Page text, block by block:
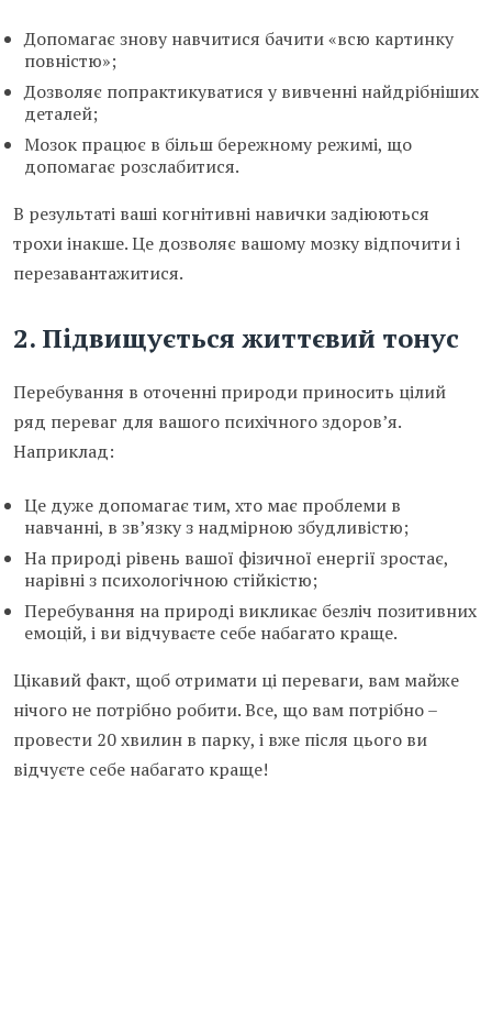
Допомагає знову навчитися бачити «всю картинку
повністю»;
Дозволяє попрактикуватися у вивченні найдрібніших
деталей;
Мозок працює в більш бережному режимі, що
допомагає розслабитися.
В результаті ваші когнітивні навички задіюються
трохи інакше. Це дозволяє вашому мозку відпочити і
перезавантажитися.
2. Підвищується життєвий тонус
Перебування в оточенні природи приносить цілий
ряд переваг для вашого психічного здоров’я.
Наприклад:
Це дуже допомагає тим, хто має проблеми в
навчанні, в зв’язку з надмірною збудливістю;
На природі рівень вашої фізичної енергії зростає,
нарівні з психологічною стійкістю;
Перебування на природі викликає безліч позитивних
емоцій, і ви відчуваєте себе набагато краще.
Цікавий факт, щоб отримати ці переваги, вам майже
нічого не потрібно робити. Все, що вам потрібно –
провести 20 хвилин в парку, і вже після цього ви
відчуєте себе набагато краще!